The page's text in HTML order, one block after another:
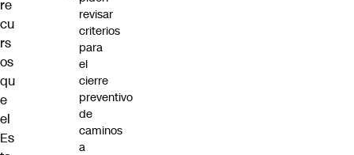
re
cu
rs
os
qu
e
el
Es
revisar
criterios
para
el
cierre
preventivo
de
caminos
a